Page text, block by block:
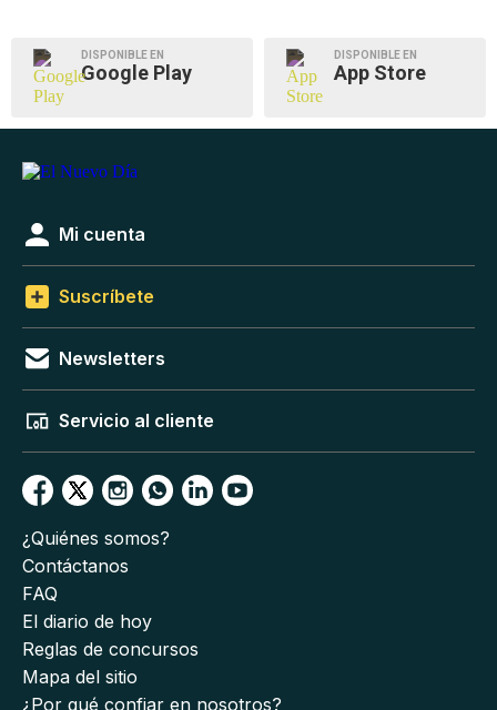
DISPONIBLE EN
Google Play
DISPONIBLE EN
App Store
Mi cuenta
Suscríbete
Newsletters
Servicio al cliente
¿Quiénes somos?
Contáctanos
FAQ
El diario de hoy
Reglas de concursos
Mapa del sitio
¿Por qué confiar en nosotros?